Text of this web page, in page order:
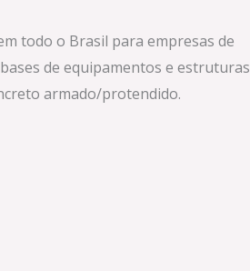
todo o Brasil para empresas de
de equipamentos e estruturas
armado/protendido.